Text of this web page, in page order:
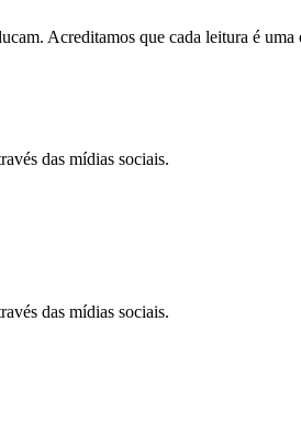
Acreditamos que cada leitura é uma
das mídias sociais.
das mídias sociais.